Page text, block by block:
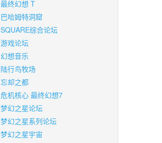
最终幻想 T
巴哈姆特洞窟
SQUARE综合论坛
游戏论坛
幻想音乐
陆行鸟牧场
忘却之都
危机核心 最终幻想7
梦幻之星论坛
梦幻之星系列论坛
梦幻之星宇宙